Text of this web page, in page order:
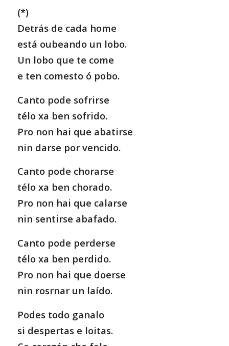
(*)
Detrás de cada home
está oubeando un lobo.
Un lobo que te come
e ten comesto ó pobo.
Canto pode sofrirse
télo xa ben sofrido.
Pro non hai que abatirse
nin darse por vencido.
Canto pode chorarse
télo xa ben chorado.
Pro non hai que calarse
nin sentirse abafado.
Canto pode perderse
télo xa ben perdido.
Pro non hai que doerse
nin rosrnar un laído.
Podes todo ganalo
si despertas e loitas.